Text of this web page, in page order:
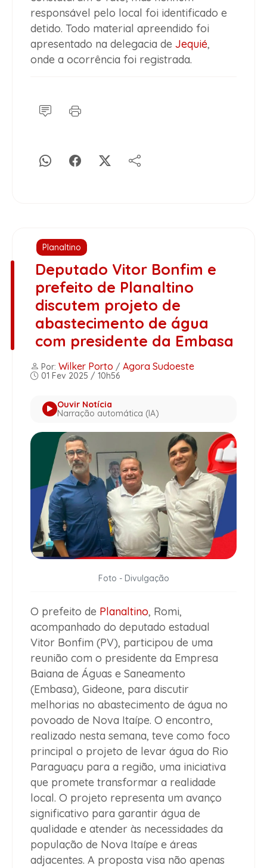
responsável pelo local foi identificado e
detido. Todo material apreendido foi
apresentado na delegacia de Jequié,
onde a ocorrência foi registrada.
Planaltino
Deputado Vitor Bonfim e
prefeito de Planaltino
discutem projeto de
abastecimento de água
com presidente da Embasa
Por: Wilker Porto / Agora Sudoeste
01 Fev 2025 / 10h56
Ouvir Notícia
Narração automática (IA)
Foto - Divulgação
O prefeito de Planaltino, Romi,
acompanhado do deputado estadual
Vitor Bonfim (PV), participou de uma
reunião com o presidente da Empresa
Baiana de Águas e Saneamento
(Embasa), Gideone, para discutir
melhorias no abastecimento de água no
povoado de Nova Itaípe. O encontro,
realizado nesta semana, teve como foco
principal o projeto de levar água do Rio
Paraguaçu para a região, uma iniciativa
que promete transformar a realidade
local. O projeto representa um avanço
significativo para garantir água de
qualidade e atender às necessidades da
população de Nova Itaípe e áreas
adjacentes. A proposta visa não apenas